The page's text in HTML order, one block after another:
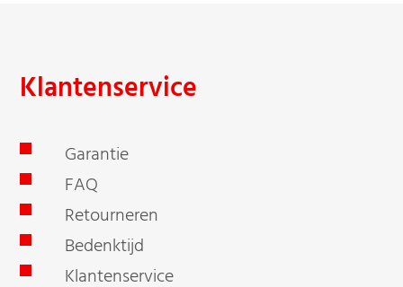
Klantenservice
Garantie
FAQ
Retourneren
Bedenktijd
Klantenservice